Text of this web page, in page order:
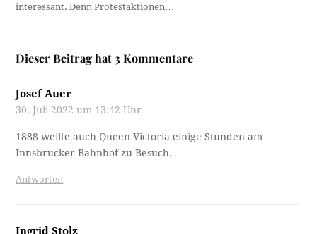
interessant. Denn Protestaktionen…
Dieser Beitrag hat 3 Kommentare
Josef Auer
30. Juli 2022 um 13:42 Uhr
1888 weilte auch Queen Victoria einige Stunden am
Innsbrucker Bahnhof zu Besuch.
Antworten
Ingrid Stolz